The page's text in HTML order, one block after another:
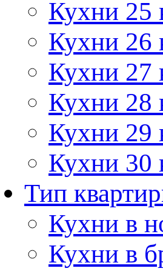
Кухни 25
Кухни 26
Кухни 27
Кухни 28
Кухни 29
Кухни 30
Тип
Кухни в
Кухни в